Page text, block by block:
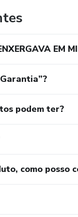
EM
podem ter?
como posso